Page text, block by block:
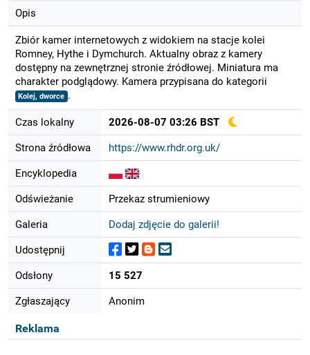
Opis
Zbiór kamer internetowych z widokiem na stacje kolei
Romney, Hythe i Dymchurch. Aktualny obraz z kamery
dostępny na zewnętrznej stronie źródłowej. Miniatura ma
charakter podglądowy. Kamera przypisana do kategorii
Kolej, dworce .
Czas lokalny 2026-08-07 03:26 BST
Strona źródłowa https://www.rhdr.org.uk/
Encyklopedia
Odświeżanie Przekaz strumieniowy
Galeria Dodaj zdjęcie do galerii!
Udostępnij
Odsłony 15 527
Zgłaszający Anonim
Reklama